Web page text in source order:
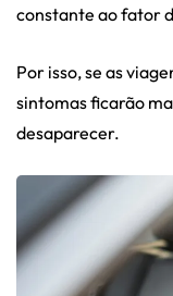
constante ao fator
Por isso, se as
sintomas ficarão
desaparecer.